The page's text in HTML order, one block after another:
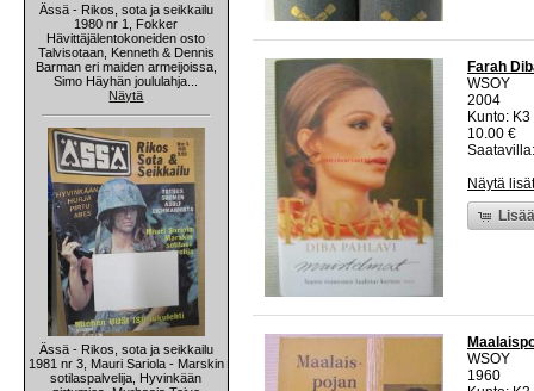
Ässä - Rikos, sota ja seikkailu
1980 nr 1, Fokker
Hävittäjälentokoneiden osto
Talvisotaan, Kenneth & Dennis
Barman eri maiden armeijoissa,
Simo Häyhän joululahja...
Näytä
Ässä - Rikos, sota ja seikkailu
1981 nr 3, Mauri Sariola - Marskin
sotilaspalvelija, Hyvinkään
Farah
WSOY
2004
Kunto:
10.00 €
Näytä
WSOY
1960